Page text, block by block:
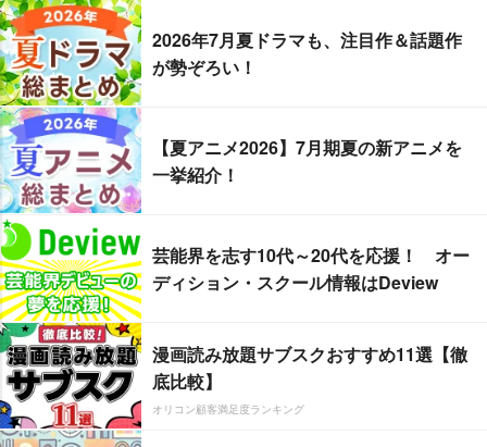
2026年7月夏ドラマも、注目作＆話題作
が勢ぞろい！
【夏アニメ2026】7月期夏の新アニメを
一挙紹介！
芸能界を志す10代～20代を応援！ オー
ディション・スクール情報はDeview
漫画読み放題サブスクおすすめ11選【徹
底比較】
オリコン顧客満足度ランキング